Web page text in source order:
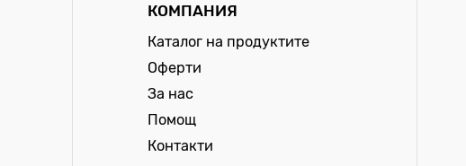
КОМПАНИЯ
Каталог на продуктите
Оферти
За нас
Помощ
Контакти